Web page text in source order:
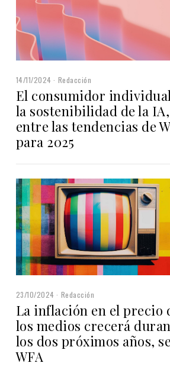
14/11/2024 Redacción
El consumidor
la sostenibilidad de la IA,
entre las tendencias de
para 2025
23/10/2024 Redacción
La inflación en el precio
los medios crecerá
los dos próximos años,
WFA